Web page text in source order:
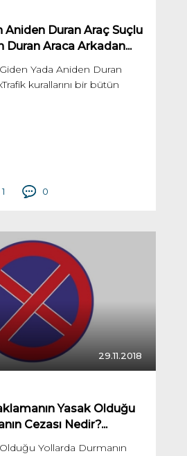
Aniden Duran Araç Suçlu
Duran Araca Arkadan...
Yada Aniden Duran
kurallarını bir bütün
1 0
29.11.2018
Yasak Olduğu
Cezası Nedir?...
Yollarda Durmanın